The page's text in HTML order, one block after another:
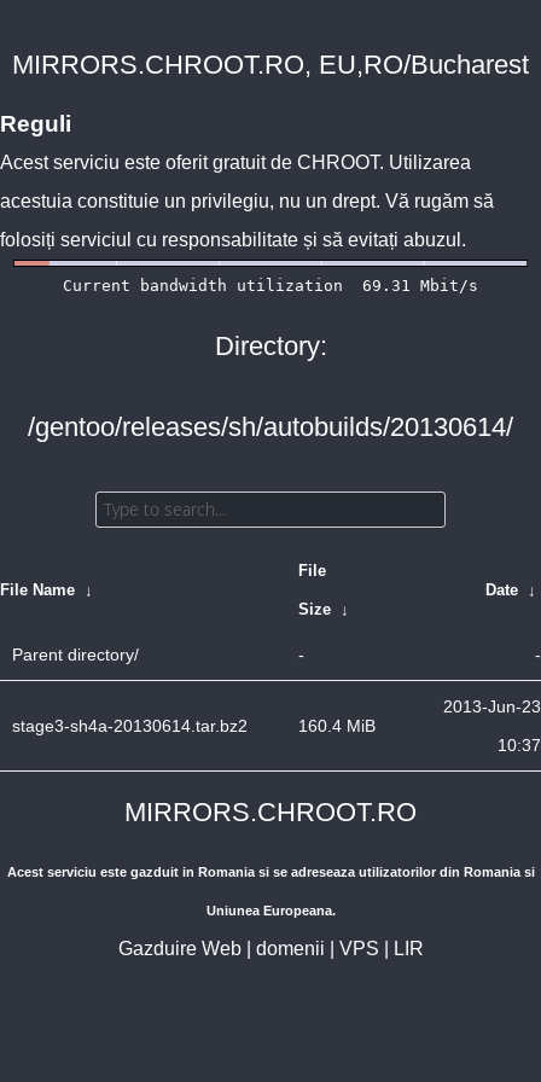
MIRRORS.CHROOT.RO, EU,RO/Bucharest
Reguli
Acest serviciu este oferit gratuit de CHROOT. Utilizarea
acestuia constituie un privilegiu, nu un drept. Vă rugăm să
folosiți serviciul cu responsabilitate și să evitați abuzul.
Directory:
/gentoo/releases/sh/autobuilds/20130614/
File Name ↓
File
Size ↓
Date ↓
Parent directory/ - -
stage3-sh4a-20130614.tar.bz2 160.4 MiB
2013-Jun-23
10:37
MIRRORS.CHROOT.RO
Acest serviciu este gazduit in Romania si se adreseaza utilizatorilor din Romania si
Uniunea Europeana.
Gazduire Web| domenii VPS LIR